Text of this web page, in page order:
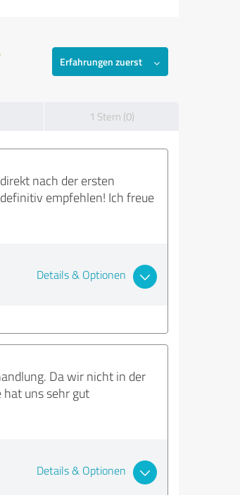
Erfahrungen zuerst
1 Stern (0)
nach der ersten
empfehlen! Ich freue
Details & Optionen
Da wir nicht in der
uns sehr gut
Details & Optionen